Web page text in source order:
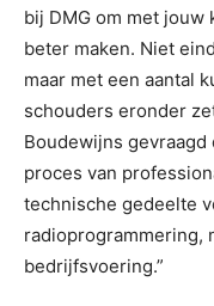
bij DMG om met
beter maken. Niet
maar met een aantal
schouders eronder
Boudewijns
proces van
technische gedeelte
radioprogrammering,
bedrijfsvoering.”